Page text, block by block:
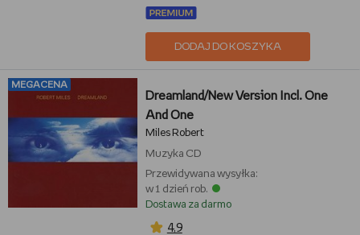
DODAJ DO KOSZYKA
MEGACENA
Dreamland/New Version Incl. One
And One
Miles Robert
Muzyka CD
Przewidywana wysyłka:
w 1 dzień rob.
Dostawa za darmo
4,9